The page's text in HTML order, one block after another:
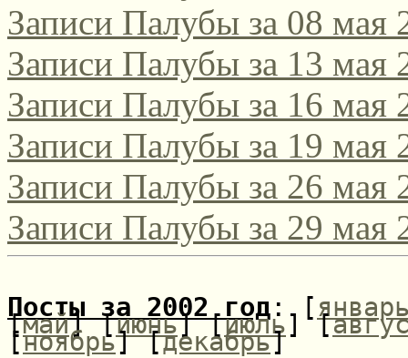
поэтическом интернет-
2021/2022!
Да, этот конкурс,
русскоязычных поэтов
поэтов-россиян,
Соответствующее
Записи Палубы за 08 мая
Записи Палубы за 13 мая
Записи Палубы за 16 мая
Записи Палубы за 19 мая
Записи Палубы за 26 мая
Записи Палубы за 29 мая
Посты за 2002 год : [
[май] [июнь] [июль] [
[ноябрь] [декабрь]